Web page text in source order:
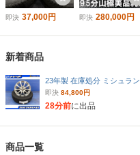
即決 37,000円 即決 280,000円
新着商品
即決 84,800円
28分前に出品
商品一覧